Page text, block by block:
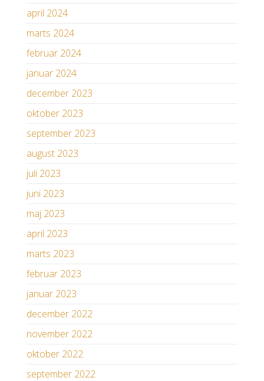
april 2024
marts 2024
februar 2024
januar 2024
december 2023
oktober 2023
september 2023
august 2023
juli 2023
juni 2023
maj 2023
april 2023
marts 2023
februar 2023
januar 2023
december 2022
november 2022
oktober 2022
september 2022